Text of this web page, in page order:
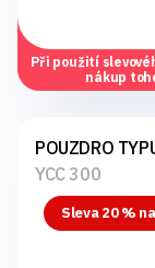
Při použití
nákup
POUZDRO
YCC 300
Sleva 20 %